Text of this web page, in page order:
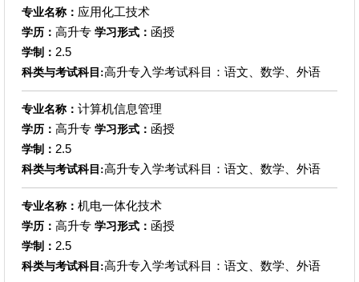
专业名称： 应用化工技术
学历： 高升专 学习形式： 函授
学制： 2.5
科类与考试科目:高升专入学考试科目：语文、数学、外语
专业名称： 计算机信息管理
学历： 高升专 学习形式： 函授
学制： 2.5
科类与考试科目:高升专入学考试科目：语文、数学、外语
专业名称： 机电一体化技术
学历： 高升专 学习形式： 函授
学制： 2.5
科类与考试科目:高升专入学考试科目：语文、数学、外语